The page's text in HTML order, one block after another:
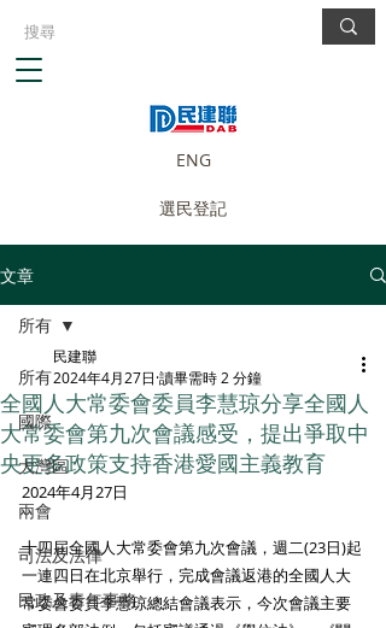
ENG
選民登記
文章
所有
國際
大灣區
兩會
司法及法律
民政及青年事務
所有
全國人大常委會委員李慧琼分享全國人
大常委會第九次會議感受，提出爭取中
央更多政策支持香港愛國主義教育
民建聯
2024年4月27日 讀畢需時 2 分鐘
2024年4月27日
十四屆全國人大常委會第九次會議，週二(23日)起
一連四日在北京舉行，完成會議返港的全國人大
常委會委員李慧琼總結會議表示，今次會議主要